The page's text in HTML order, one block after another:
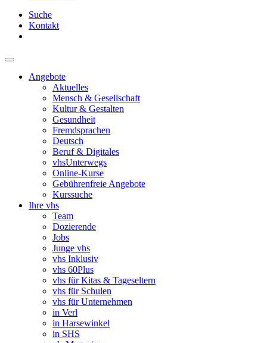
Suche
Kontakt
Angebote
Aktuelles
Mensch & Gesellschaft
Kultur & Gestalten
Gesundheit
Fremdsprachen
Deutsch
Beruf & Digitales
vhsUnterwegs
Online-Kurse
Gebührenfreie Angebote
Kurssuche
Ihre vhs
Team
Dozierende
Jobs
Junge vhs
vhs Inklusiv
vhs 60Plus
vhs für Kitas & Tageseltern
vhs für Schulen
vhs für Unternehmen
in Verl
in Harsewinkel
in SHS